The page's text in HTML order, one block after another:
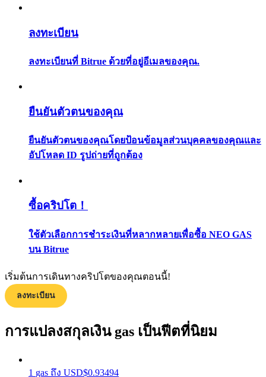
เรียนรู้วิธีการรักษาผลกำไร
ลงทะเบียน
ลงทะเบียนที่ Bitrue ด้วยที่อยู่อีเมลของคุณ.
ยืนยันตัวตนของคุณ
ยืนยันตัวตนของคุณโดยป้อนข้อมูลส่วนบุคคลของคุณและ
อัปโหลด ID รูปถ่ายที่ถูกต้อง
ซื้อคริปโต！
ใช้ตัวเลือกการชำระเงินที่หลากหลายเพื่อซื้อ NEO GAS
บน Bitrue
เริ่มต้นการเดินทางคริปโตของคุณตอนนี้!
ลงทะเบียน
การแปลงสกุลเงิน gas เป็นฟีตที่นิยม
1 gas ถึง USD$0.93494